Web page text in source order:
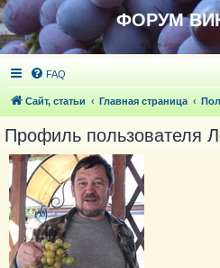
ФОРУМ
FAQ
Сайт, статьи Главная страница
Профиль пользователя